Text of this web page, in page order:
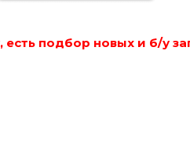
подбор новых и б/у